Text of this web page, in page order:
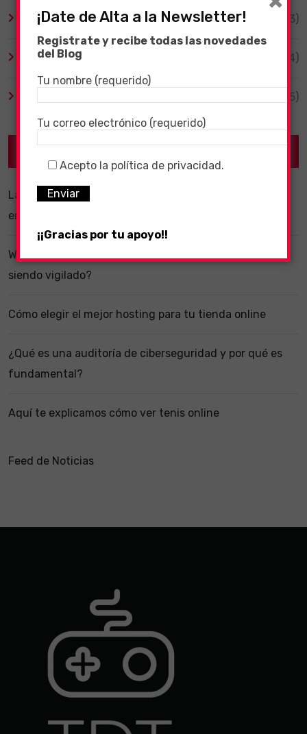
TV y Series (3)
Videojuegos (204)
(55)
La importancia de un software ERP dentro de una
empresa
WhatsApp y la localización en segundo plano: ¿estás
siendo vigilado?
Cómo elegir el mejor hosting para tu tienda online
¿Qué es una auditoría de ciberseguridad y por qué es
fundamental?
Aquí te explicamos cómo ver tenis online
Feed de Noticias
¡Date de Alta a la Newsletter!
Registrate y recibe todas las novedades
del Blog
Tu nombre (requerido)
Tu correo electrónico (requerido)
Acepto la política de privacidad.
¡¡Gracias por tu apoyo!!